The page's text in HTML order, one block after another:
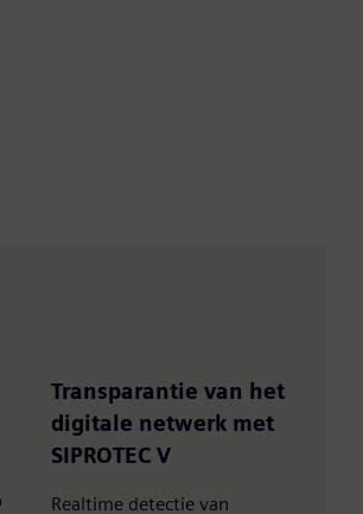
Transparantie van het
digitale netwerk met
SIPROTEC V
Realtime detectie van